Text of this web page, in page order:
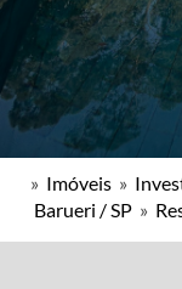
» Imóveis »
Barueri / SP »